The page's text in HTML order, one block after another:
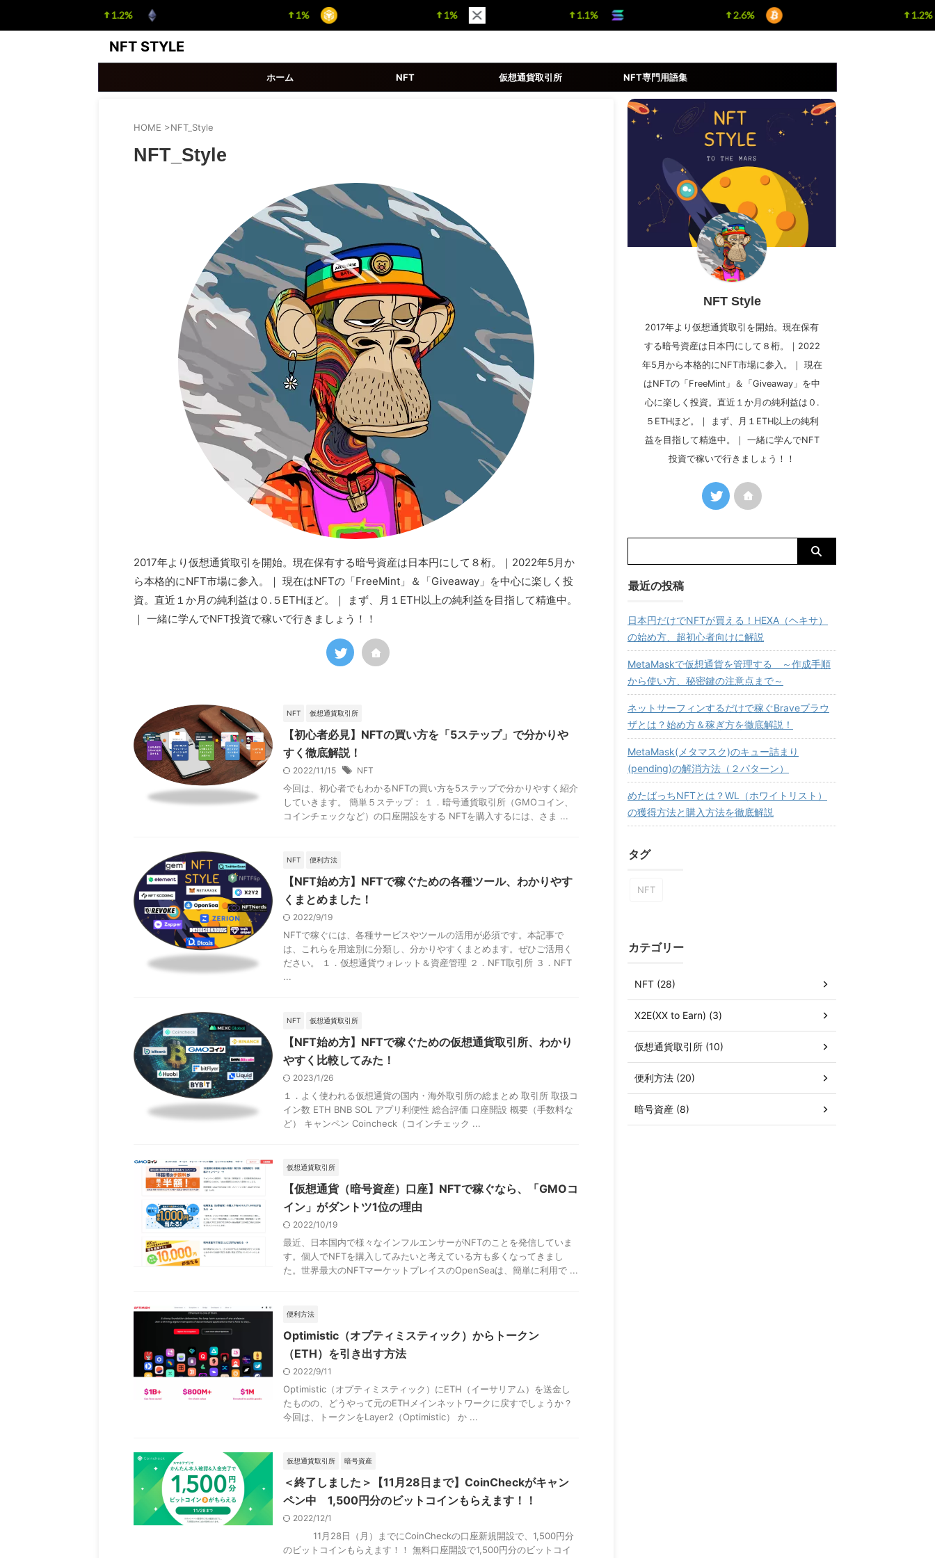
NFT STYLE
ホーム NFT 仮想通貨取引所 NFT専門用語集
HOME >NFT_Style
NFT_Style
2017年より仮想通貨取引を開始。現在保有する暗号資産は日本円にして８桁。｜2022年5月か
ら本格的にNFT市場に参入。｜ 現在はNFTの「FreeMint」＆「Giveaway」を中心に楽しく投
資。直近１か月の純利益は０.５ETHほど。｜ まず、月１ETH以上の純利益を目指して精進中。
｜ 一緒に学んでNFT投資で稼いで行きましょう！！
NFT 仮想通貨取引所
【初心者必見】NFTの買い方を「5ステップ」で分かりや
すく徹底解説！
2022/11/15 NFT
今回は、初心者でもわかるNFTの買い方を5ステップで分かりやすく紹介
していきます。 簡単５ステップ： １．暗号通貨取引所（GMOコイン、
コインチェックなど）の口座開設をする NFTを購入するには、さま ...
NFT 便利方法
【NFT始め方】NFTで稼ぐための各種ツール、わかりやす
くまとめました！
2022/9/19
NFTで稼ぐには、各種サービスやツールの活用が必須です。本記事で
は、これらを用途別に分類し、分かりやすくまとめます。ぜひご活用く
ださい。 １．仮想通貨ウォレット＆資産管理 ２．NFT取引所 ３．NFT
...
NFT 仮想通貨取引所
【NFT始め方】NFTで稼ぐための仮想通貨取引所、わかり
やすく比較してみた！
2023/1/26
１．よく使われる仮想通貨の国内・海外取引所の総まとめ 取引所 取扱コ
イン数 ETH BNB SOL アプリ利便性 総合評価 口座開設 概要（手数料な
ど） キャンペン Coincheck（コインチェック ...
仮想通貨取引所
【仮想通貨（暗号資産）口座】NFTで稼ぐなら、「GMOコ
イン」がダントツ1位の理由
2022/10/19
最近、日本国内で様々なインフルエンサーがNFTのことを発信していま
す。個人でNFTを購入してみたいと考えている方も多くなってきまし
た。世界最大のNFTマーケットプレイスのOpenSeaは、簡単に利用で ...
便利方法
Optimistic（オプティミスティック）からトークン
（ETH）を引き出す方法
2022/9/11
Optimistic（オプティミスティック）にETH（イーサリアム）を送金し
たものの、どうやって元のETHメインネットワークに戻すでしょうか？
今回は、トークンをLayer2（Optimistic） か ...
仮想通貨取引所 暗号資産
＜終了しました＞【11月28日まで】CoinCheckがキャン
ペン中 1,500円分のビットコインもらえます！！
2022/12/1
11月28日（月）までにCoinCheckの口座新規開設で、1,500円分
のビットコインもらえます！！ 無料口座開設で1,500円分のビットコイ
NFT Style
2017年より仮想通貨取引を開始。現在保有
する暗号資産は日本円にして８桁。｜2022
年5月から本格的にNFT市場に参入。｜ 現在
はNFTの「FreeMint」＆「Giveaway」を中
心に楽しく投資。直近１か月の純利益は０.
５ETHほど。｜ まず、月１ETH以上の純利
益を目指して精進中。｜ 一緒に学んでNFT
投資で稼いで行きましょう！！
最近の投稿
日本円だけでNFTが買える！HEXA（ヘキサ）
の始め方、超初心者向けに解説
MetaMaskで仮想通貨を管理する ～作成手順
から使い方、秘密鍵の注意点まで～
ネットサーフィンするだけで稼ぐBraveブラウ
ザとは？始め方＆稼ぎ方を徹底解説！
MetaMask(メタマスク)のキュー詰まり
(pending)の解消方法（２パターン）
めたばっちNFTとは？WL（ホワイトリスト）
の獲得方法と購入方法を徹底解説
タグ
NFT
カテゴリー
NFT (28)
X2E(XX to Earn) (3)
仮想通貨取引所 (10)
便利方法 (20)
暗号資産 (8)
1.2% 1% BNB 1% 1.1% Solana 2.6% Bitcoin 1.2%